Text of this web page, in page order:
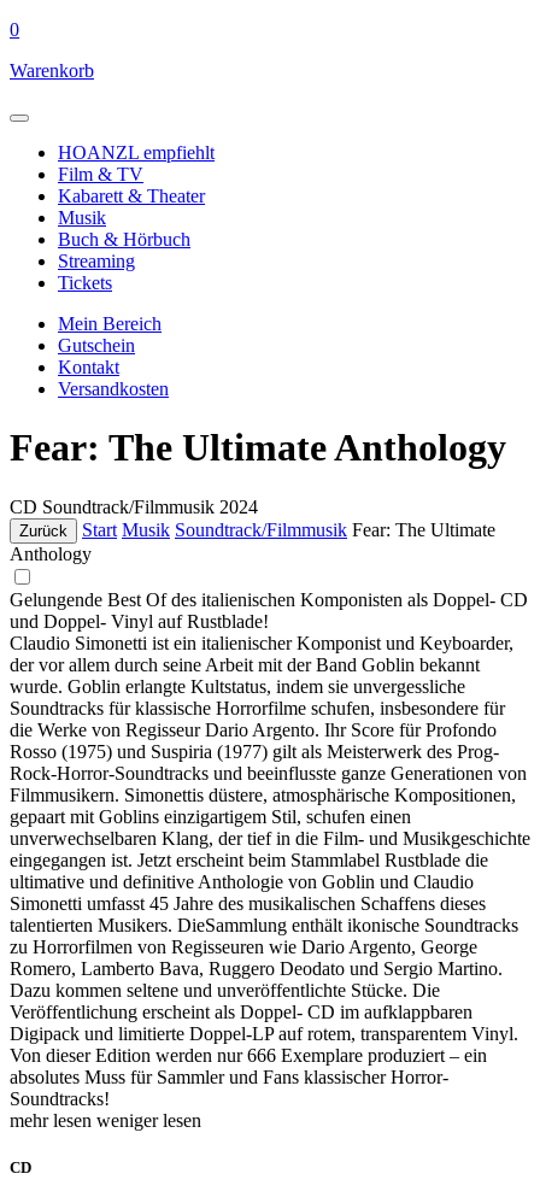
0
Warenkorb
HOANZL empfiehlt
Film & TV
Kabarett & Theater
Musik
Buch & Hörbuch
Streaming
Tickets
Mein Bereich
Gutschein
Kontakt
Versandkosten
Fear: The Ultimate Anthology
CD Soundtrack/Filmmusik 2024
Zurück Start Musik Soundtrack/Filmmusik Fear: The Ultimate
Anthology
Gelungende Best Of des italienischen Komponisten als Doppel- CD
und Doppel- Vinyl auf Rustblade!
Claudio Simonetti ist ein italienischer Komponist und Keyboarder,
der vor allem durch seine Arbeit mit der Band Goblin bekannt
wurde. Goblin erlangte Kultstatus, indem sie unvergessliche
Soundtracks für klassische Horrorfilme schufen, insbesondere für
die Werke von Regisseur Dario Argento. Ihr Score für Profondo
Rosso (1975) und Suspiria (1977) gilt als Meisterwerk des Prog-
Rock-Horror-Soundtracks und beeinflusste ganze Generationen von
Filmmusikern. Simonettis düstere, atmosphärische Kompositionen,
gepaart mit Goblins einzigartigem Stil, schufen einen
unverwechselbaren Klang, der tief in die Film- und Musikgeschichte
eingegangen ist. Jetzt erscheint beim Stammlabel Rustblade die
ultimative und definitive Anthologie von Goblin und Claudio
Simonetti umfasst 45 Jahre des musikalischen Schaffens dieses
talentierten Musikers. DieSammlung enthält ikonische Soundtracks
zu Horrorfilmen von Regisseuren wie Dario Argento, George
Romero, Lamberto Bava, Ruggero Deodato und Sergio Martino.
Dazu kommen seltene und unveröffentlichte Stücke. Die
Veröffentlichung erscheint als Doppel- CD im aufklappbaren
Digipack und limitierte Doppel-LP auf rotem, transparentem Vinyl.
Von dieser Edition werden nur 666 Exemplare produziert – ein
absolutes Muss für Sammler und Fans klassischer Horror-
Soundtracks!
mehr lesen weniger lesen
CD